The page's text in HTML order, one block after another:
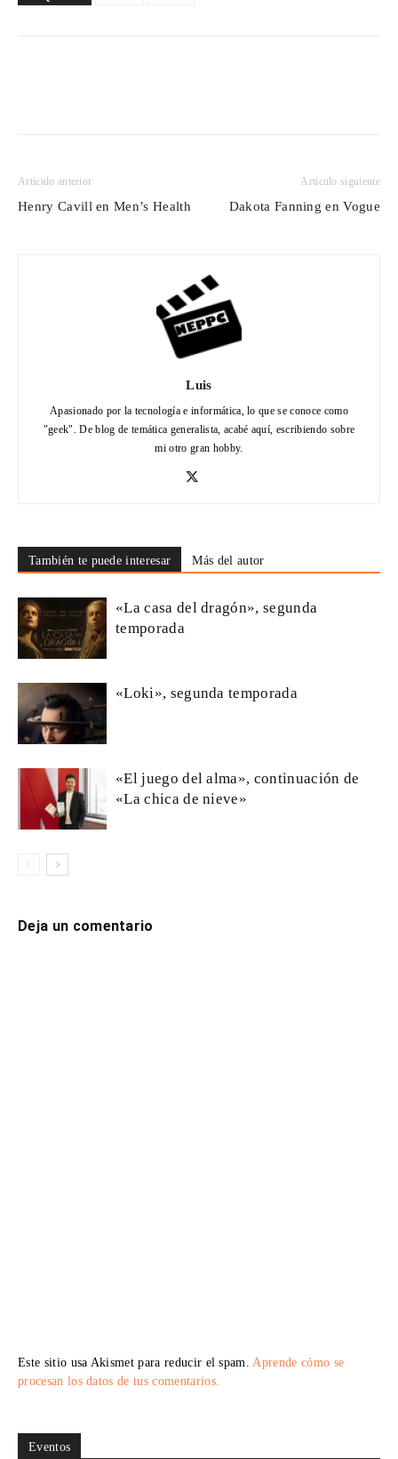
Artículo anterior
Henry Cavill en Men’s Health
Artículo siguiente
Dakota Fanning en Vogue
Luis
Apasionado por la tecnología e informática, lo que se conoce como
"geek". De blog de temática generalista, acabé aquí, escribiendo sobre
mi otro gran hobby.
También te puede interesar Más del autor
«La casa del dragón», segunda
temporada
«Loki», segunda temporada
«El juego del alma», continuación de
«La chica de nieve»
Deja un comentario
Este sitio usa Akismet para reducir el spam.Aprende cómo se
procesan los datos de tus comentarios.
Eventos